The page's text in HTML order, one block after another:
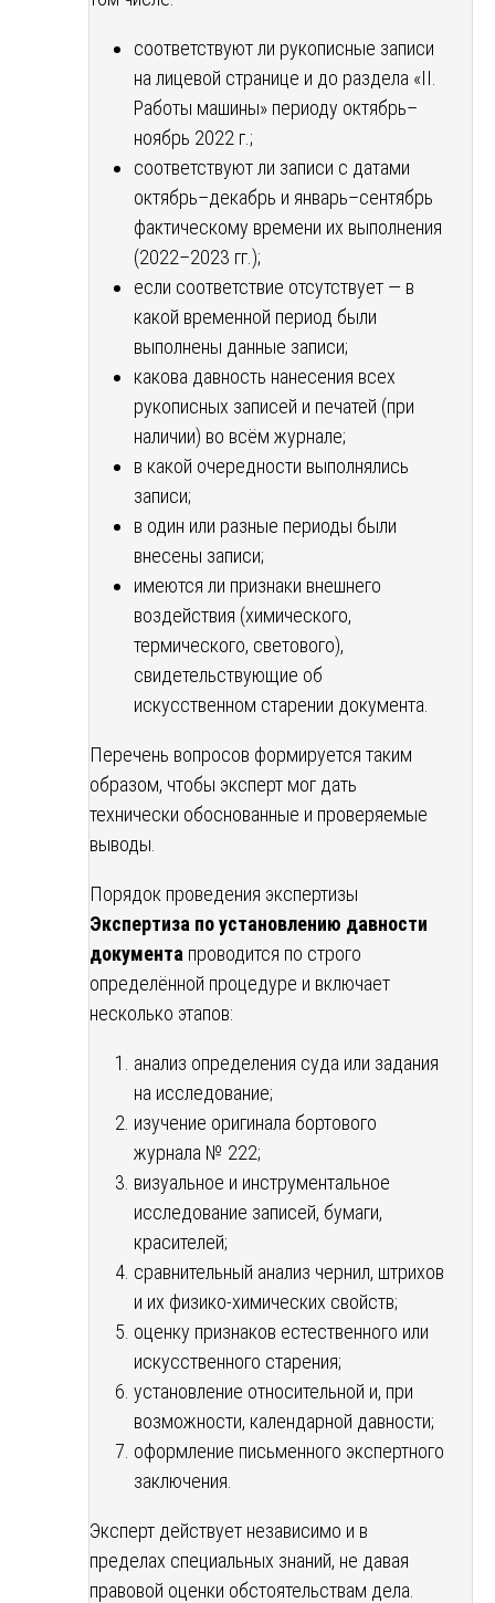
соответствуют ли рукописные записи
на лицевой странице и до раздела «II.
Работы машины» периоду октябрь–
ноябрь 2022 г.;
соответствуют ли записи с датами
октябрь–декабрь и январь–сентябрь
фактическому времени их выполнения
(2022–2023 гг.);
если соответствие отсутствует — в
какой временной период были
выполнены данные записи;
какова давность нанесения всех
рукописных записей и печатей (при
наличии) во всём журнале;
в какой очередности выполнялись
записи;
в один или разные периоды были
внесены записи;
имеются ли признаки внешнего
воздействия (химического,
термического, светового),
свидетельствующие об
искусственном старении документа.
Перечень вопросов формируется таким
образом, чтобы эксперт мог дать
технически обоснованные и проверяемые
выводы.
Порядок проведения экспертизы
Экспертиза по установлению давности
документа проводится по строго
определённой процедуре и включает
несколько этапов:
анализ определения суда или задания
на исследование;
изучение оригинала бортового
журнала № 222;
визуальное и инструментальное
исследование записей, бумаги,
красителей;
сравнительный анализ чернил, штрихов
и их физико-химических свойств;
оценку признаков естественного или
искусственного старения;
установление относительной и, при
возможности, календарной давности;
оформление письменного экспертного
заключения.
Эксперт действует независимо и в
пределах специальных знаний, не давая
правовой оценки обстоятельствам дела.